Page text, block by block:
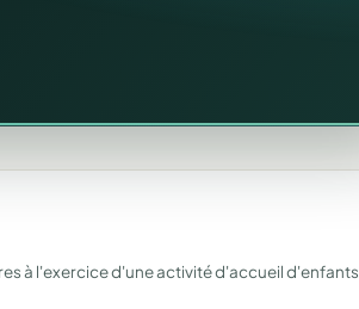
à l'exercice d'une activité d'accueil d'enfants